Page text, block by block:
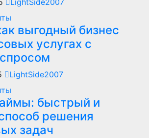
LightSide2007
выгодный бизнес
услугах с
LightSide2007
быстрый и
решения
задач